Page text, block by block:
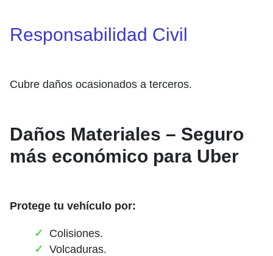
Responsabilidad Civil
Cubre daños ocasionados a terceros.
Daños Materiales – Seguro
más económico para Uber
Protege tu vehículo por:
Colisiones.
Volcaduras.